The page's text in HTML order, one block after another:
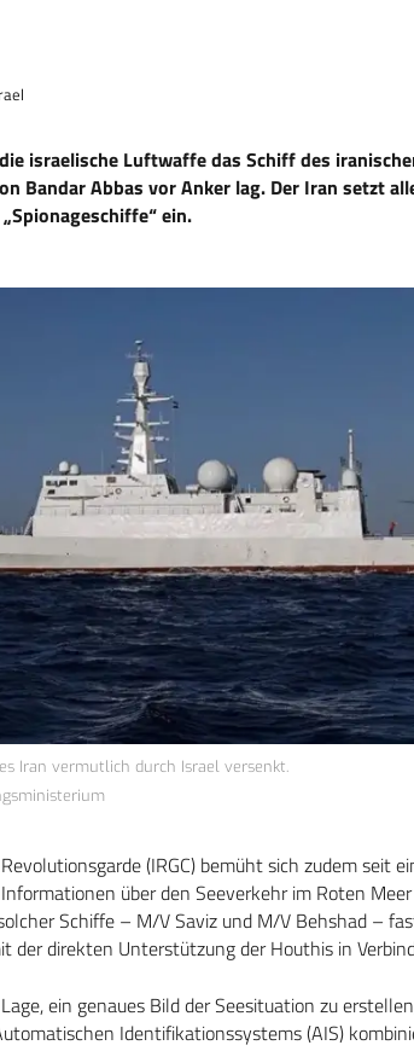
israelische Luftwaffe das Schiff des
Bandar Abbas vor Anker lag. Der Iran setzt
ein.
Iran vermutlich durch Israel versenkt.
(IRGC) bemüht sich zudem seit
über den Seeverkehr im Roten
Schiffe – M/V Saviz und M/V Behshad –
der direkten Unterstützung der Houthis in
ein genaues Bild der Seesituation zu
Identifikationssystems (AIS)